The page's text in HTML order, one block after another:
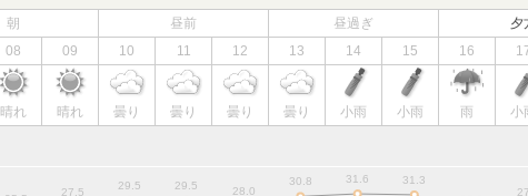
朝 昼前 昼過ぎ 夕
08 09 10 11 12 13 14 15 16
晴れ 晴れ 曇り 曇り 曇り 曇り 小雨 小雨 雨 小